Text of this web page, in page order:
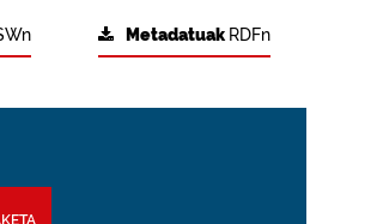
Metadatuak RDFn